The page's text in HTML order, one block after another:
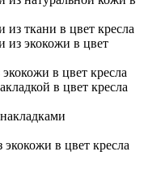
ткани в цвет кресла
из экокожи в цвет
в цвет кресла
в цвет кресла
в цвет кресла